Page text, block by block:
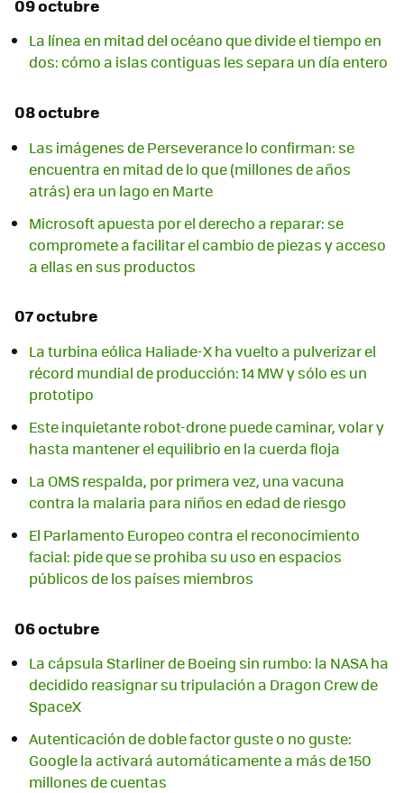
09 octubre
La línea en mitad del océano que divide el tiempo en
dos: cómo a islas contiguas les separa un día entero
08 octubre
Las imágenes de Perseverance lo confirman: se
encuentra en mitad de lo que (millones de años
atrás) era un lago en Marte
Microsoft apuesta por el derecho a reparar: se
compromete a facilitar el cambio de piezas y acceso
a ellas en sus productos
07 octubre
La turbina eólica Haliade-X ha vuelto a pulverizar el
récord mundial de producción: 14 MW y sólo es un
prototipo
Este inquietante robot-drone puede caminar, volar y
hasta mantener el equilibrio en la cuerda floja
La OMS respalda, por primera vez, una vacuna
contra la malaria para niños en edad de riesgo
El Parlamento Europeo contra el reconocimiento
facial: pide que se prohiba su uso en espacios
públicos de los países miembros
06 octubre
La cápsula Starliner de Boeing sin rumbo: la NASA ha
decidido reasignar su tripulación a Dragon Crew de
SpaceX
Autenticación de doble factor guste o no guste:
Google la activará automáticamente a más de 150
millones de cuentas